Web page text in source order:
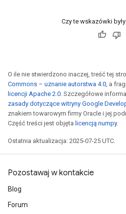
Czy te wskazówki
O ile nie stwierdzono inaczej, treść tej
Commons – uznanie autorstwa 4.0, a
licencji Apache 2.0. Szczegółowe
zasady dotyczące witryny Google
znakiem towarowym firmy Oracle i jej
Część treści jest objęta licencją numpy.
Ostatnia aktualizacja: 2025-07-25 UTC.
Pozostawaj w kontakcie
Blog
Forum